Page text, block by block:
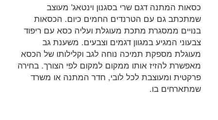
כסאות המתנה דגם שרי בסגנון וינטאג' מעוצב
שמתכתב גם עם הטרנדים החמים כיום. הכסאות
בנויים ממסגרת מתכת מעוגלת ועליה כסא עם ריפוד
צבעוני המגיע במגוון דגמים וצבעים. משענת גב
מעוגלת מספקת תמיכה נוחה לגב וקלילותו של הכסא
מאפשרת להזיז אותו ממקום למקום לפי הצורך. בחירה
פרקטית ומעוצבת לכל לובי, חדר המתנה או משרד
שמתארחים בו.